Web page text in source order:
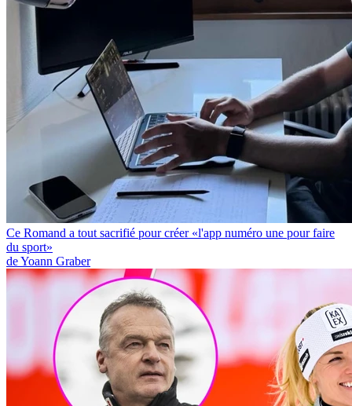
Ce Romand a tout sacrifié pour créer «l'app numéro une pour faire
du sport»
de Yoann Graber